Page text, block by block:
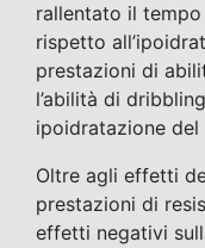
rallentato il
rispetto
prestazioni di
l’abilità di
ipoidratazione del
Oltre agli effetti
prestazioni di
effetti negativi